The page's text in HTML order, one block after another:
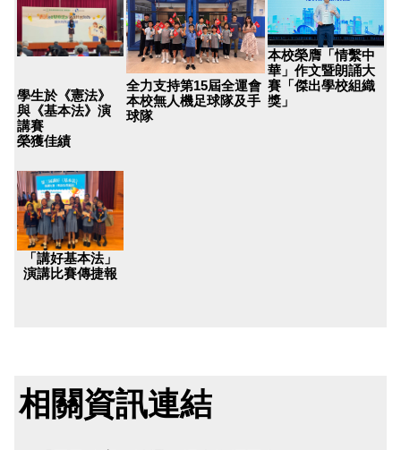
學生於《憲法》
與《基本法》演
講賽
榮獲佳績
全力支持第15屆全運會
本校無人機足球隊及手
球隊
本校榮膺「情繫中
華」作文暨朗誦大
賽「傑出學校組織
獎」
「講好基本法」
演講比賽傳捷報
相關資訊連結